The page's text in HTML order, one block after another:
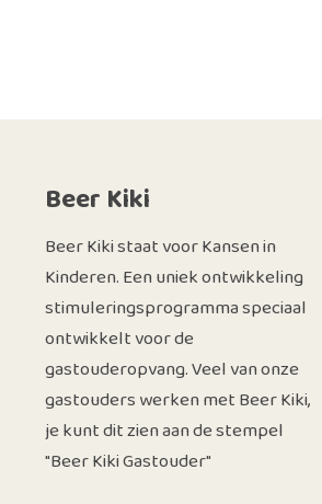
Beer Kiki
Beer Kiki staat voor Kansen in
Kinderen. Een uniek ontwikkeling
stimuleringsprogramma speciaal
ontwikkelt voor de
gastouderopvang. Veel van onze
gastouders werken met Beer Kiki,
je kunt dit zien aan de stempel
"Beer Kiki Gastouder"